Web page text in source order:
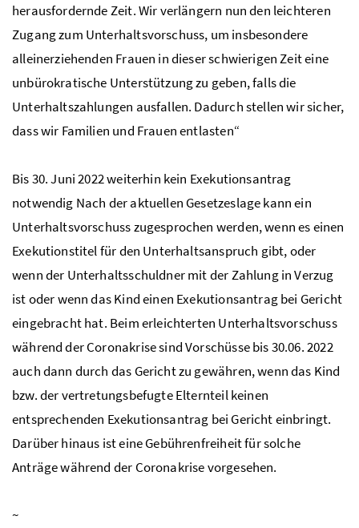
herausfordernde Zeit. Wir verlängern nun den leichteren
Zugang zum Unterhaltsvorschuss, um insbesondere
alleinerziehenden Frauen in dieser schwierigen Zeit eine
unbürokratische Unterstützung zu geben, falls die
Unterhaltszahlungen ausfallen. Dadurch stellen wir sicher,
dass wir Familien und Frauen entlasten“
Bis 30. Juni 2022 weiterhin kein Exekutionsantrag
notwendig Nach der aktuellen Gesetzeslage kann ein
Unterhaltsvorschuss zugesprochen werden, wenn es einen
Exekutionstitel für den Unterhaltsanspruch gibt, oder
wenn der Unterhaltsschuldner mit der Zahlung in Verzug
ist oder wenn das Kind einen Exekutionsantrag bei Gericht
eingebracht hat. Beim erleichterten Unterhaltsvorschuss
während der Coronakrise sind Vorschüsse bis 30.06. 2022
auch dann durch das Gericht zu gewähren, wenn das Kind
bzw. der vertretungsbefugte Elternteil keinen
entsprechenden Exekutionsantrag bei Gericht einbringt.
Darüber hinaus ist eine Gebührenfreiheit für solche
Anträge während der Coronakrise vorgesehen.
~